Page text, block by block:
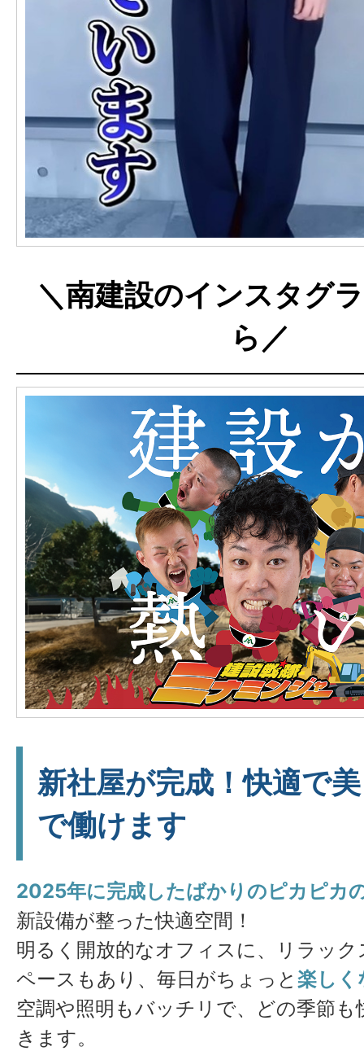
＼南建設のインスタグ
ら／
新社屋が完成！快適で
で働けます
2025年に完成したばかりのピカピカ
新設備が整った快適空間！
明るく開放的なオフィスに、リラッ
ペースもあり、毎日がちょっと 楽しく
空調や照明もバッチリで、どの季節も
きます。